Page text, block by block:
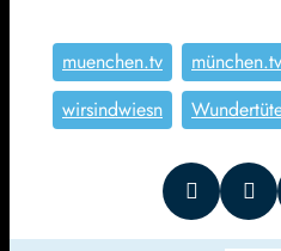
muenchen.tv münchen.tv
wirsindwiesn